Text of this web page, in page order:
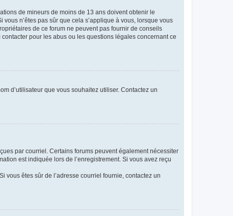
de mineurs de moins de 13 ans doivent obtenir le
n’êtes pas sûr que cela s’applique à vous, lorsque vous
de ce forum ne peuvent pas fournir de conseils
pour les abus ou les questions légales concernant ce
d’utilisateur que vous souhaitez utiliser. Contactez un
par courriel. Certains forums peuvent également nécessiter
est indiquée lors de l’enregistrement. Si vous avez reçu
vous êtes sûr de l’adresse courriel fournie, contactez un